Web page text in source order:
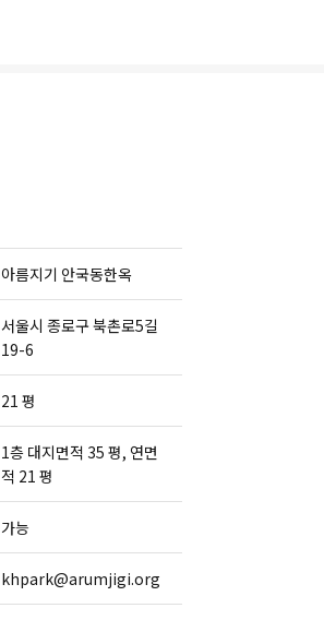
아름지기 안국동한옥
서울시 종로구 북촌로5길
19-6
21 평
1층 대지면적 35 평, 연면
적 21 평
가능
khpark@arumjigi.org